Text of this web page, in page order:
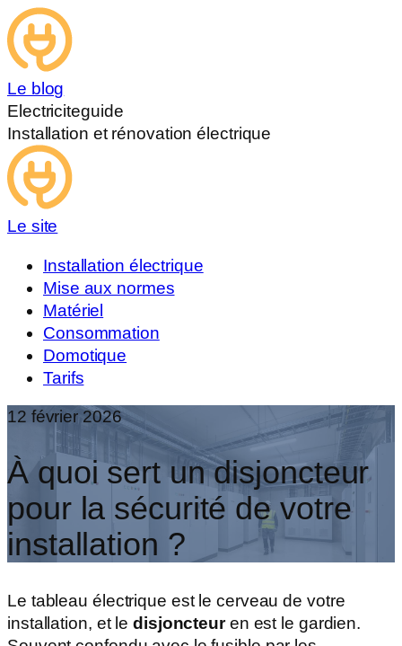
Le blog
Electriciteguide
Installation et rénovation électrique
Le site
Installation électrique
Mise aux normes
Matériel
Consommation
Domotique
Tarifs
12 février 2026
À quoi sert un disjoncteur
pour la sécurité de votre
installation ?
Le tableau électrique est le cerveau de votre
installation, et ledisjoncteuren est le gardien.